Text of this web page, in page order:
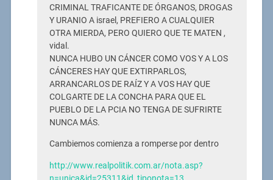
CRIMINAL TRAFICANTE DE ÓRGANOS, DROGAS
Y URANIO A israel, PREFIERO A CUALQUIER
OTRA MIERDA, PERO QUIERO QUE TE MATEN ,
vidal.
NUNCA HUBO UN CÁNCER COMO VOS Y A LOS
CÁNCERES HAY QUE EXTIRPARLOS,
ARRANCARLOS DE RAÍZ Y A VOS HAY QUE
COLGARTE DE LA CONCHA PARA QUE EL
PUEBLO DE LA PCIA NO TENGA DE SUFRIRTE
NUNCA MÁS.
Cambiemos comienza a romperse por dentro
http://www.realpolitik.com.ar/nota.asp?